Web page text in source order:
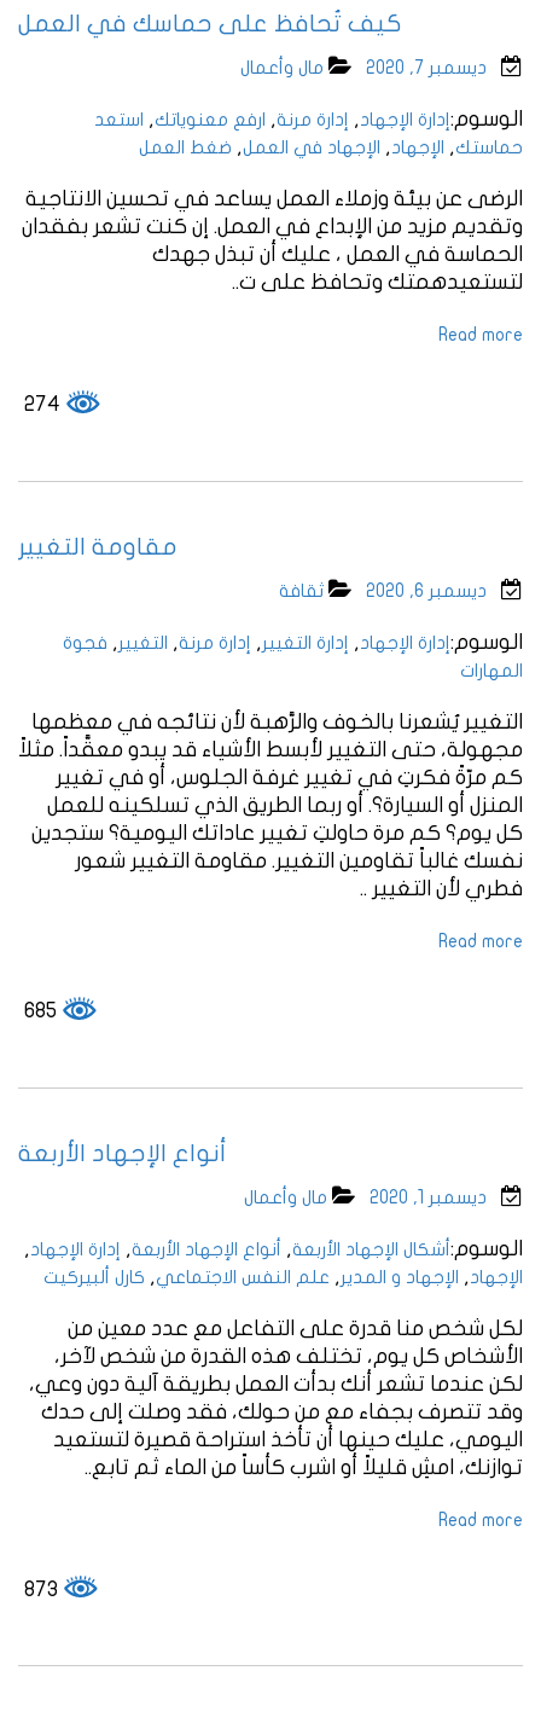
كيف تُحافظ على حماسك في العمل
ديسمبر 7, 2020 مال وأعمال
الوسوم: إدارة الإجهاد , إدارة مرنة, ارفع معنوياتك,
استعد
حماستك, الإجهاد , الإجهاد في العمل, ضغط العمل
الرضى عن بيئة وزملاء العمل يساعد في تحسين الانتاجية
وتقديم مزيد من الإبداع في العمل. إن كنت تشعر بفقدان
الحماسة في العمل ، عليك أن تبذل جهدك
لتستعيدهمتك وتحافظ على ت..
Read more
مقاومة التغيير
ديسمبر 6, 2020 ثقافة
الوسوم: إدارة الإجهاد , إدارة التغيير, إدارة مرنة, التغيير, فجوة
المهارات
التغيير يُشعرنا بالخوف والرَّهبة لأن نتائجه في معظمها
مجهولة، حتى التغيير لأبسط الأشياء قد يبدو معقَّداً. مثلاً
كم مرّةً فكرتِ في تغيير غرفة الجلوس، أو في تغيير
المنزل أو السيارة؟. أو ربما الطريق الذي تسلكينه للعمل
كل يوم؟ كم مرة حاولتِ تغيير عاداتك اليومية؟ ستجدين
نفسك غالباً تقاومين التغيير. مقاومة التغيير شعور
فطري لأن التغيير ..
Read more
أنواع الإجهاد الأربعة
ديسمبر 1, 2020 مال وأعمال
الوسوم:أشكال الإجهاد الأربعة, أنواع الإجهاد الأربعة, إدارة الإجهاد ,
الإجهاد , الإجهاد و المدير, علم النفس الاجتماعي, كارل ألبيركيت
لكل شخص منا قدرة على التفاعل مع عدد معين من
الأشخاص كل يوم، تختلف هذه القدرة من شخص لآخر،
لكن عندما تشعر أنك بدأت العمل بطريقة آلية دون وعي،
وقد تتصرف بجفاء مع من حولك، فقد وصلت إلى حدك
اليومي، عليك حينها أن تأخذ استراحة قصيرة لتستعيد
توازنك، امشِ قليلاً أو اشرب كأساً من الماء ثم تابع..
Read more